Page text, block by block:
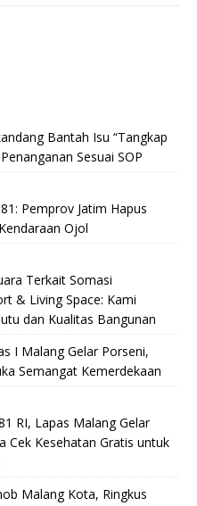
Bantah Isu “Tangkap
Sesuai SOP
Pemprov Jatim Hapus
Ojol
Terkait Somasi
& Living Space: Kami
dan Kualitas Bangunan
I Malang Gelar Porseni,
Semangat Kemerdekaan
RI, Lapas Malang Gelar
Cek Kesehatan Gratis untuk
Malang Kota, Ringkus